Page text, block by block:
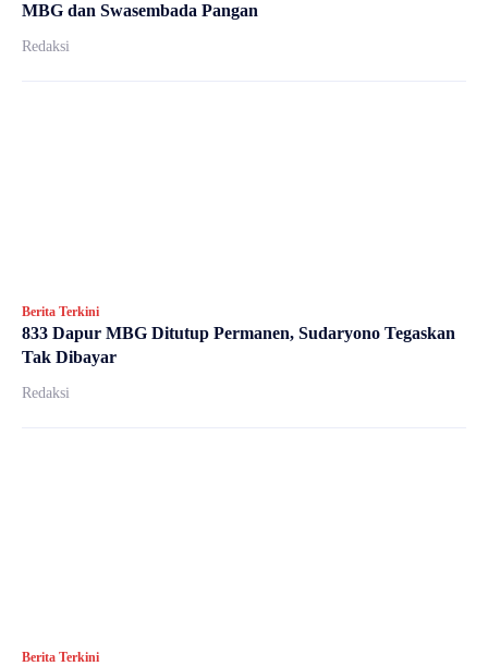
MBG dan Swasembada Pangan
Redaksi
Berita Terkini
833 Dapur MBG Ditutup Permanen, Sudaryono Tegaskan
Tak Dibayar
Redaksi
Berita Terkini